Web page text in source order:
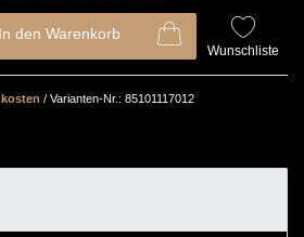
In den Warenkorb
Wunschliste
/ Varianten-Nr.: 85101117012